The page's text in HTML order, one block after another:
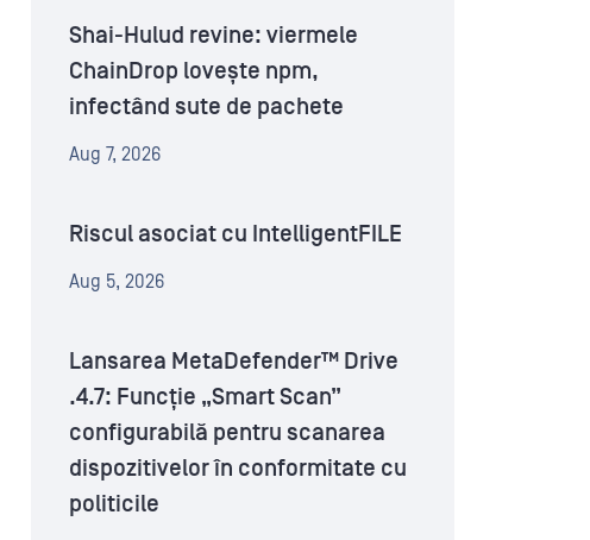
Shai-Hulud revine: viermele
ChainDrop lovește npm,
infectând sute de pachete
Aug 7, 2026
Riscul asociat cu IntelligentFILE
Aug 5, 2026
Lansarea MetaDefender™ Drive
.4.7: Funcție „Smart Scan”
configurabilă pentru scanarea
dispozitivelor în conformitate cu
politicile